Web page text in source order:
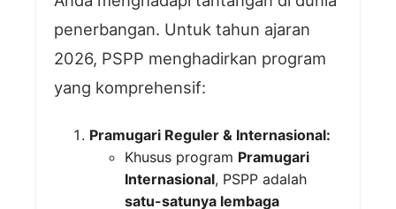
penerbangan. Untuk tahun ajaran
2026, PSPP menghadirkan program
yang komprehensif:
Pramugari Reguler & Internasional:
Khusus program Pramugari
Internasional, PSPP adalah
satu-satunya lembaga